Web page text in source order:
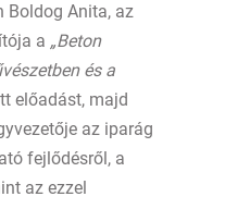
Boldog Anita, az
a „Beton
és a
előadást, majd
az iparág
fejlődésről, a
az ezzel